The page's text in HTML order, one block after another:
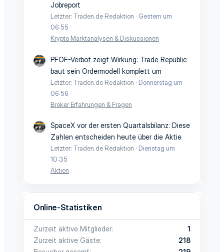
Jobreport
Letzter: Traden.de Redaktion
Gestern um
06:55
Krypto Marktanalysen & Diskussionen
PFOF-Verbot zeigt Wirkung: Trade Republic
baut sein Ordermodell komplett um
Letzter: Traden.de Redaktion
Donnerstag um
06:56
Broker Erfahrungen & Fragen
SpaceX vor der ersten Quartalsbilanz: Diese
Zahlen entscheiden heute über die Aktie
Letzter: Traden.de Redaktion
Dienstag um
10:35
Aktien
Online-Statistiken
Zurzeit aktive Mitglieder
1
Zurzeit aktive Gäste
218